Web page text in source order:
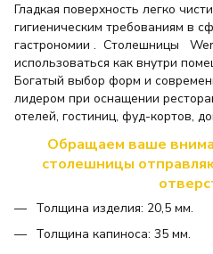
Гладкая поверхность легко
гигиеническим требованиям в
гастрономии . Столешницы
использоваться как внутри
Богатый выбор форм и
лидером при оснащении
отелей, гостиниц, фуд-кортов,
Обращаем ваше
столешницы
Толщина изделия: 20,5 мм.
Толщина капиноса: 35 мм.